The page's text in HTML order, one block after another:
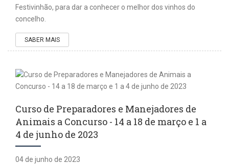
Festivinhão, para dar a conhecer o melhor dos vinhos do
concelho.
SABER MAIS
Curso de Preparadores e Manejadores de
Animais a Concurso - 14 a 18 de março e 1 a
4 de junho de 2023
04 de junho de 2023